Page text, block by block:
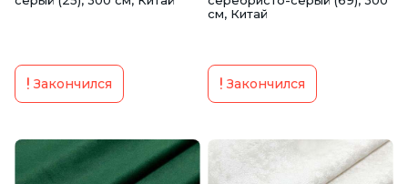
Закончился
см, Китай
Закончился